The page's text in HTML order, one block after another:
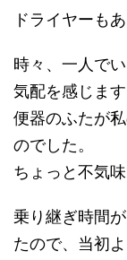
ドライヤーも
時々、一人で
気配を感じます
便器のふたが
のでした。
ちょっと不気
乗り継ぎ時間
たので、当初